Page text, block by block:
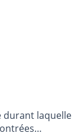
durant laquelle